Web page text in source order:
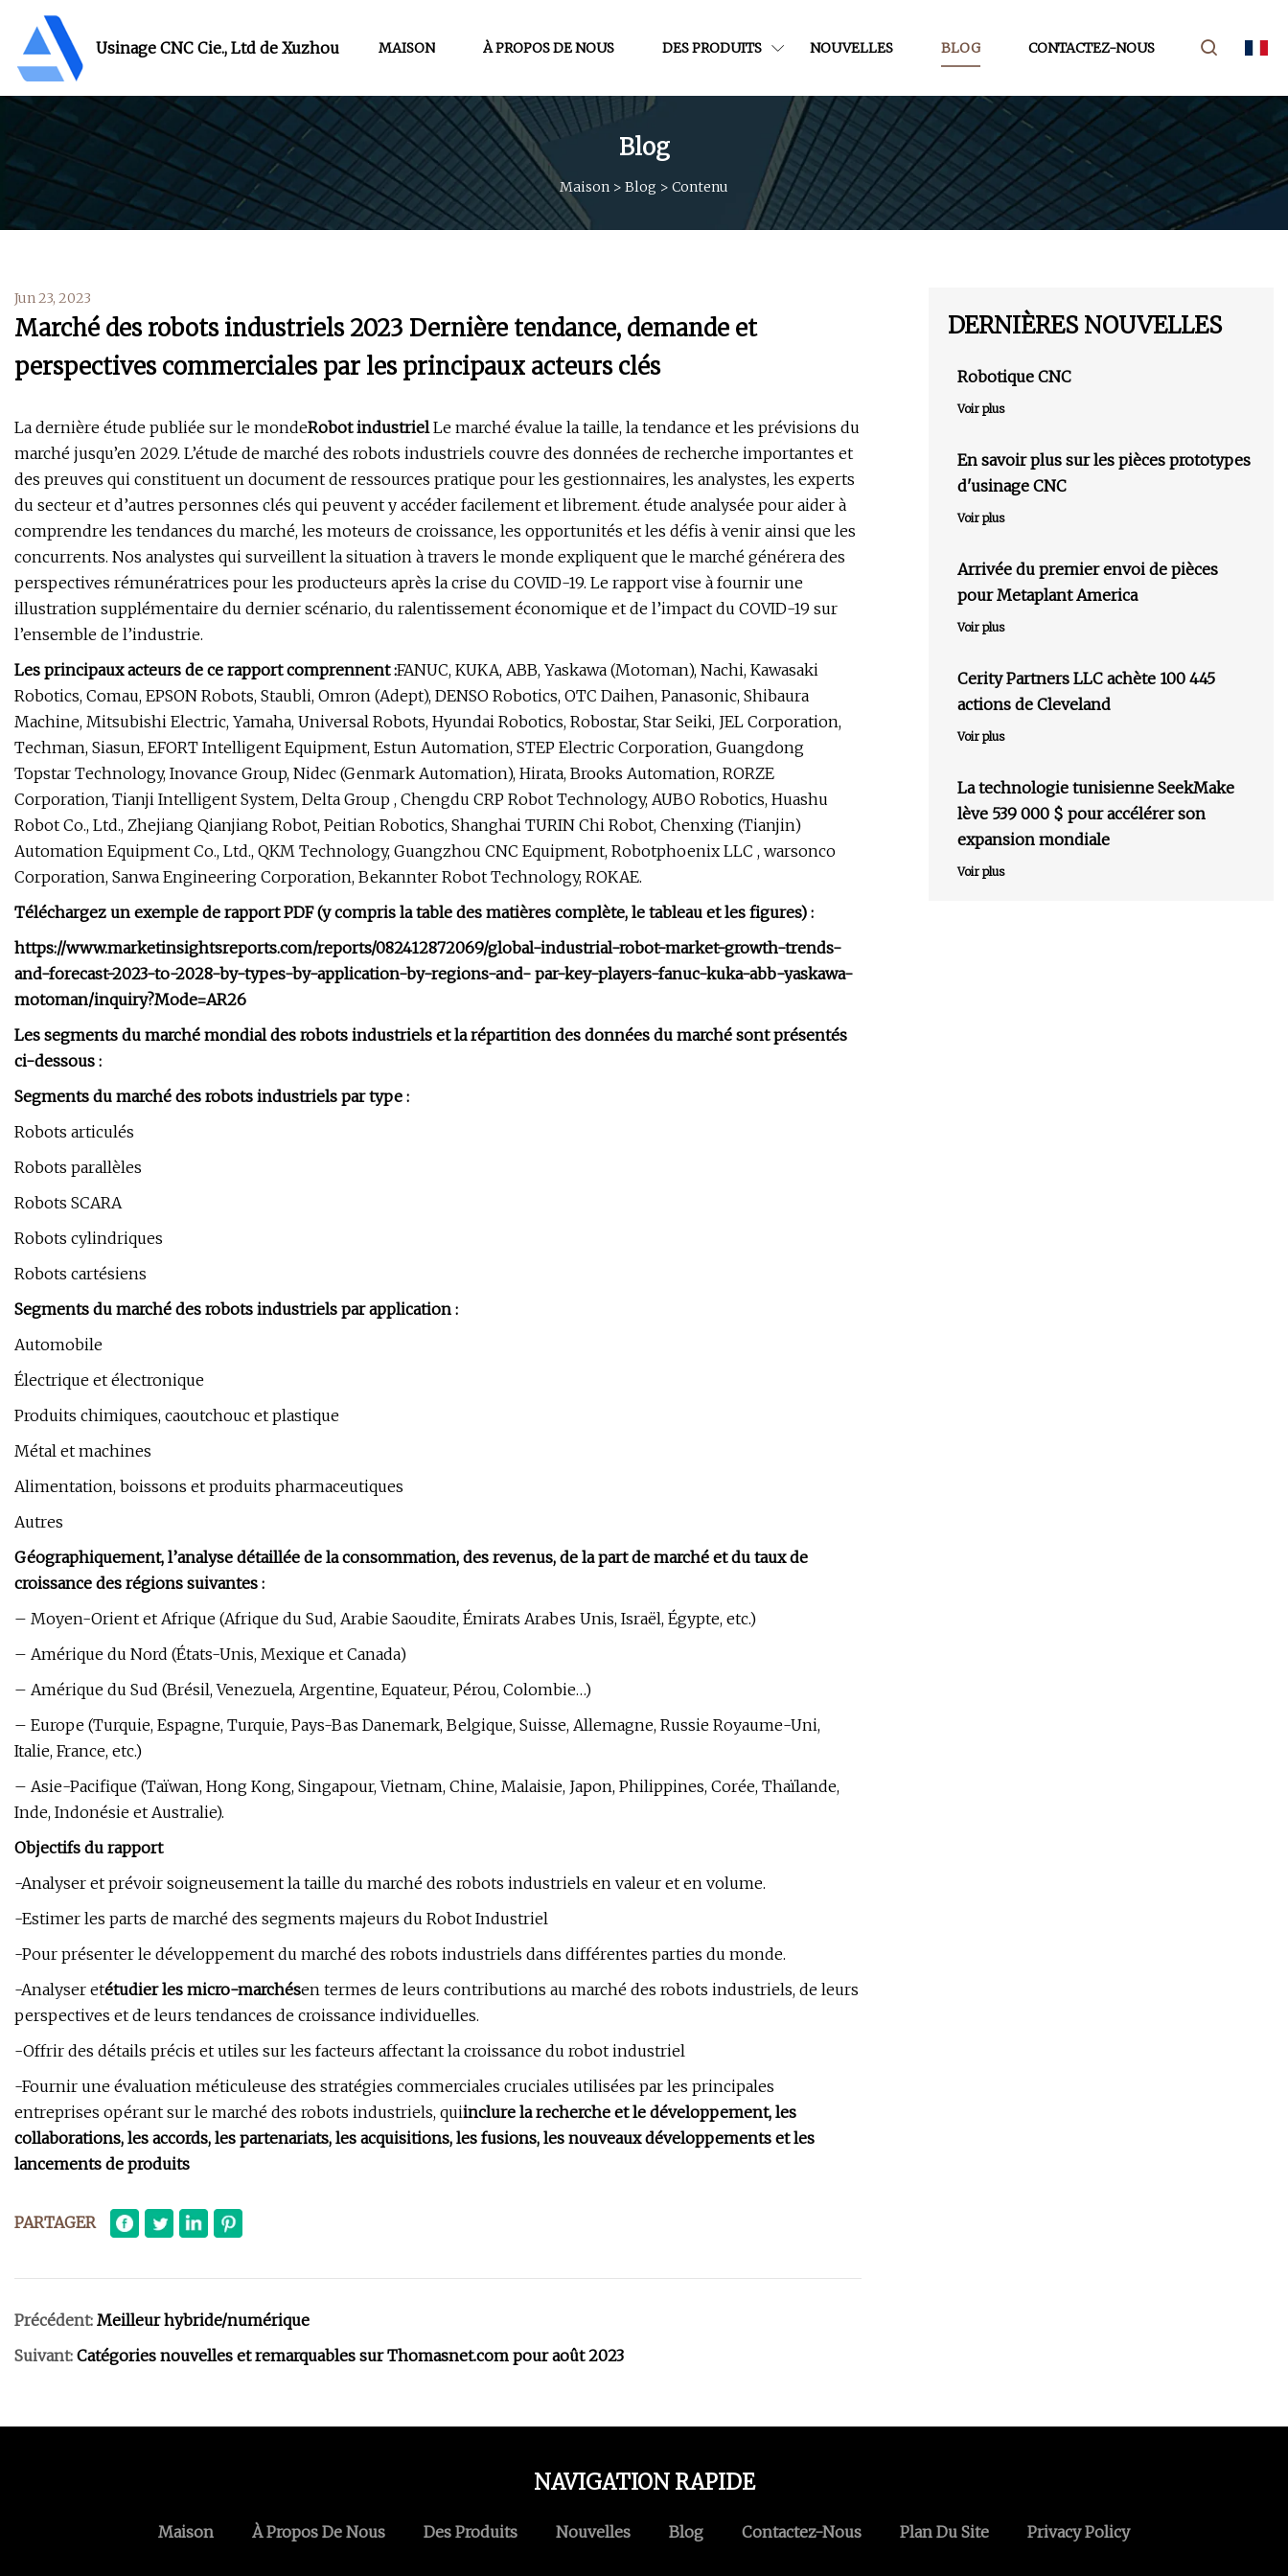
Usinage CNC Cie., Ltd de Xuzhou MAISON À PROPOS DE NOUS DES PRODUITS NOUVELLES BLOG CONTACTEZ-NOUS
Blog
Maison > Blog > Contenu
Jun 23, 2023
Marché des robots industriels 2023 Dernière tendance, demande et
perspectives commerciales par les principaux acteurs clés
La dernière étude publiée sur le mondeRobot industrielLe marché évalue la taille, la tendance et les prévisions du
marché jusqu’en 2029. L’étude de marché des robots industriels couvre des données de recherche importantes et
des preuves qui constituent un document de ressources pratique pour les gestionnaires, les analystes, les experts
du secteur et d’autres personnes clés qui peuvent y accéder facilement et librement. étude analysée pour aider à
comprendre les tendances du marché, les moteurs de croissance, les opportunités et les défis à venir ainsi que les
concurrents. Nos analystes qui surveillent la situation à travers le monde expliquent que le marché générera des
perspectives rémunératrices pour les producteurs après la crise du COVID-19. Le rapport vise à fournir une
illustration supplémentaire du dernier scénario, du ralentissement économique et de l’impact du COVID-19 sur
l’ensemble de l’industrie.
Les principaux acteurs de ce rapport comprennent :FANUC, KUKA, ABB, Yaskawa (Motoman), Nachi, Kawasaki
Robotics, Comau, EPSON Robots, Staubli, Omron (Adept), DENSO Robotics, OTC Daihen, Panasonic, Shibaura
Machine, Mitsubishi Electric, Yamaha, Universal Robots, Hyundai Robotics, Robostar, Star Seiki, JEL Corporation,
Techman, Siasun, EFORT Intelligent Equipment, Estun Automation, STEP Electric Corporation, Guangdong
Topstar Technology, Inovance Group, Nidec (Genmark Automation), Hirata, Brooks Automation, RORZE
Corporation, Tianji Intelligent System, Delta Group , Chengdu CRP Robot Technology, AUBO Robotics, Huashu
Robot Co., Ltd., Zhejiang Qianjiang Robot, Peitian Robotics, Shanghai TURIN Chi Robot, Chenxing (Tianjin)
Automation Equipment Co., Ltd., QKM Technology, Guangzhou CNC Equipment, Robotphoenix LLC , warsonco
Corporation, Sanwa Engineering Corporation, Bekannter Robot Technology, ROKAE.
Téléchargez un exemple de rapport PDF (y compris la table des matières complète, le tableau et les figures) :
https://www.marketinsightsreports.com/reports/082412872069/global-industrial-robot-market-growth-trends-
and-forecast-2023-to-2028-by-types-by-application-by-regions-and- par-key-players-fanuc-kuka-abb-yaskawa-
motoman/inquiry?Mode=AR26
Les segments du marché mondial des robots industriels et la répartition des données du marché sont présentés
ci-dessous :
Segments du marché des robots industriels par type :
Robots articulés
Robots parallèles
Robots SCARA
Robots cylindriques
Robots cartésiens
Segments du marché des robots industriels par application :
Automobile
Électrique et électronique
Produits chimiques, caoutchouc et plastique
Métal et machines
Alimentation, boissons et produits pharmaceutiques
Autres
Géographiquement, l’analyse détaillée de la consommation, des revenus, de la part de marché et du taux de
croissance des régions suivantes :
– Moyen-Orient et Afrique (Afrique du Sud, Arabie Saoudite, Émirats Arabes Unis, Israël, Égypte, etc.)
– Amérique du Nord (États-Unis, Mexique et Canada)
– Amérique du Sud (Brésil, Venezuela, Argentine, Equateur, Pérou, Colombie…)
– Europe (Turquie, Espagne, Turquie, Pays-Bas Danemark, Belgique, Suisse, Allemagne, Russie Royaume-Uni,
Italie, France, etc.)
– Asie-Pacifique (Taïwan, Hong Kong, Singapour, Vietnam, Chine, Malaisie, Japon, Philippines, Corée, Thaïlande,
Inde, Indonésie et Australie).
Objectifs du rapport
-Analyser et prévoir soigneusement la taille du marché des robots industriels en valeur et en volume.
-Estimer les parts de marché des segments majeurs du Robot Industriel
-Pour présenter le développement du marché des robots industriels dans différentes parties du monde.
-Analyser etétudier les micro-marchésen termes de leurs contributions au marché des robots industriels, de leurs
perspectives et de leurs tendances de croissance individuelles.
-Offrir des détails précis et utiles sur les facteurs affectant la croissance du robot industriel
-Fournir une évaluation méticuleuse des stratégies commerciales cruciales utilisées par les principales
entreprises opérant sur le marché des robots industriels, quiinclure la recherche et le développement, les
collaborations, les accords, les partenariats, les acquisitions, les fusions, les nouveaux développements et les
lancements de produits
PARTAGER
Précédent: Meilleur hybride/numérique
Suivant: Catégories nouvelles et remarquables sur Thomasnet.com pour août 2023
DERNIÈRES NOUVELLES
Robotique CNC
Voir plus
En savoir plus sur les pièces prototypes
d'usinage CNC
Voir plus
Arrivée du premier envoi de pièces
pour Metaplant America
Voir plus
Cerity Partners LLC achète 100 445
actions de Cleveland
Voir plus
La technologie tunisienne SeekMake
lève 539 000 $ pour accélérer son
expansion mondiale
Voir plus
NAVIGATION RAPIDE
Maison À Propos De Nous Des Produits Nouvelles Blog Contactez-Nous Plan Du Site Privacy Policy